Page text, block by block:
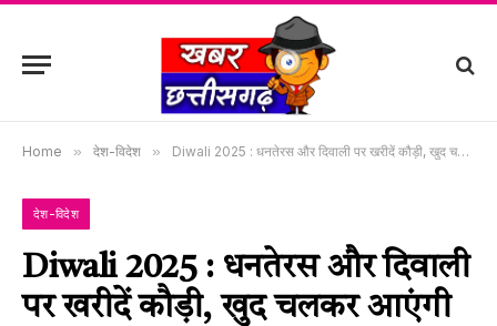
Home » देश-विदेश » Diwali 2025 : धनतेरस और दिवाली पर खरीदें कौड़ी, खुद चलकर आएंगी मां लक्ष्मी
देश-विदेश
Diwali 2025 : धनतेरस और दिवाली
पर खरीदें कौड़ी, खुद चलकर आएंगी